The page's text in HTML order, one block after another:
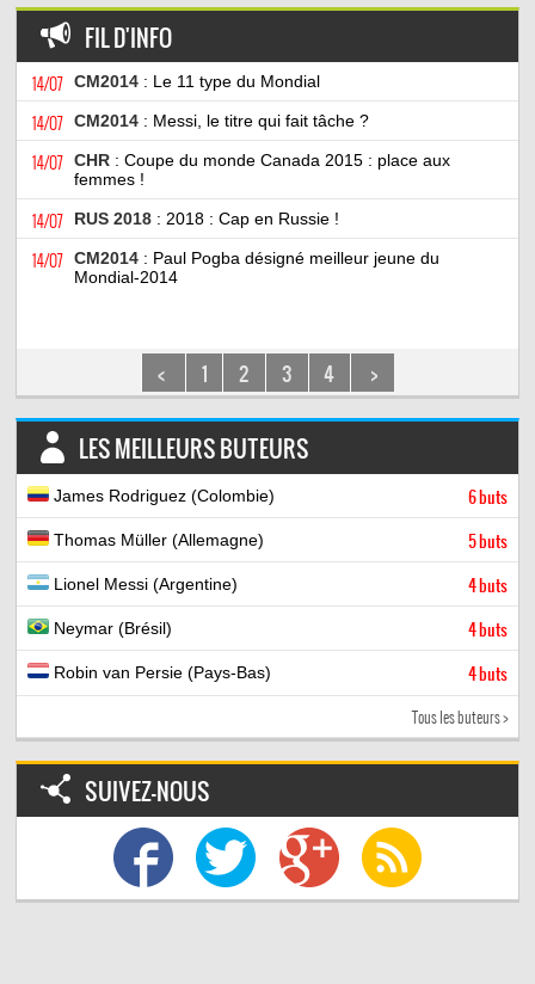
FIL D'INFO
14/07 CM2014 : Le 11 type du Mondial
14/07 CM2014 : Messi, le titre qui fait tâche ?
14/07 CHR : Coupe du monde Canada 2015 : place aux
femmes !
14/07 RUS 2018 : 2018 : Cap en Russie !
14/07 CM2014 : Paul Pogba désigné meilleur jeune du
Mondial-2014
< 1 2 3 4 >
LES MEILLEURS BUTEURS
James Rodriguez (Colombie) 6 buts
Thomas Müller (Allemagne) 5 buts
Lionel Messi (Argentine) 4 buts
Neymar (Brésil) 4 buts
Robin van Persie (Pays-Bas) 4 buts
Tous les buteurs >
SUIVEZ-NOUS